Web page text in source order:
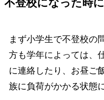
不登校になった時
まず小学生で不登校の
方も学年によっては、
に連絡したり、お昼ご
族に負荷がかかる状態